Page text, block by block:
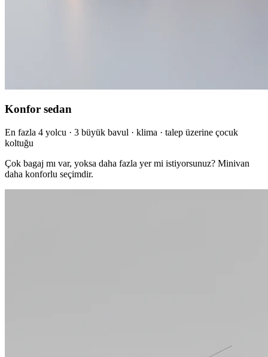
Konfor sedan
En fazla 4 yolcu · 3 büyük bavul · klima · talep üzerine çocuk
koltuğu
Çok bagaj mı var, yoksa daha fazla yer mi istiyorsunuz? Minivan
daha konforlu seçimdir.